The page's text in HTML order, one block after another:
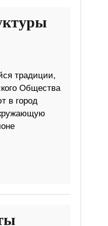
традиции,
Общества
в город